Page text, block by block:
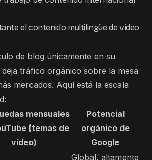
el contenido multilingüe de vídeo
de blog únicamente en su
tráfico orgánico sobre la mesa
mercados. Aquí está la escala
mensuales
(temas de
vídeo)
Potencial
orgánico de
Google
Global, altamente